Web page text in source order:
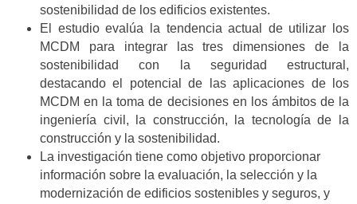
sostenibilidad de los edificios existentes.
El estudio evalúa la tendencia actual de utilizar los
MCDM para integrar las tres dimensiones de la
sostenibilidad con la seguridad estructural,
destacando el potencial de las aplicaciones de los
MCDM en la toma de decisiones en los ámbitos de la
ingeniería civil, la construcción, la tecnología de la
construcción y la sostenibilidad.
La investigación tiene como objetivo proporcionar
información sobre la evaluación, la selección y la
modernización de edificios sostenibles y seguros, y